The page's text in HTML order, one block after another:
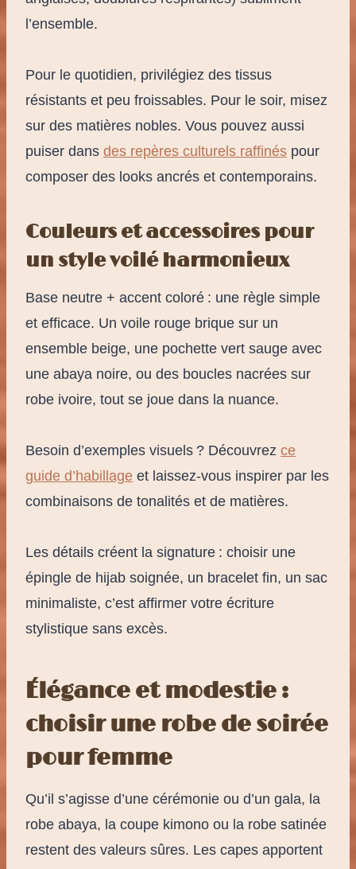
l’ensemble.
Pour le quotidien, privilégiez des tissus
résistants et peu froissables. Pour le soir, misez
sur des matières nobles. Vous pouvez aussi
puiser dans des repères culturels raffinés pour
composer des looks ancrés et contemporains.
Couleurs et accessoires pour
un style voilé harmonieux
Base neutre + accent coloré : une règle simple
et efficace. Un voile rouge brique sur un
ensemble beige, une pochette vert sauge avec
une abaya noire, ou des boucles nacrées sur
robe ivoire, tout se joue dans la nuance.
Besoin d’exemples visuels ? Découvrez ce
guide d’habillage et laissez-vous inspirer par les
combinaisons de tonalités et de matières.
Les détails créent la signature : choisir une
épingle de hijab soignée, un bracelet fin, un sac
minimaliste, c’est affirmer votre écriture
stylistique sans excès.
Élégance et modestie :
choisir une robe de soirée
pour femme
Qu’il s’agisse d’une cérémonie ou d’un gala, la
robe abaya, la coupe kimono ou la robe satinée
restent des valeurs sûres. Les capes apportent